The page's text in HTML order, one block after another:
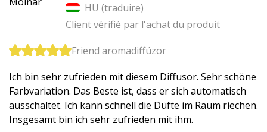
HU (traduire)
Client vérifié par l'achat du produit
Friend aromadiffúzor
Ich bin sehr zufrieden mit diesem Diffusor. Sehr schöne
Farbvariation. Das Beste ist, dass er sich automatisch
ausschaltet. Ich kann schnell die Düfte im Raum riechen.
Insgesamt bin ich sehr zufrieden mit ihm.